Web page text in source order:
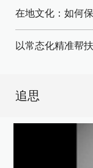
在地文化：如何
以常态化精准帮
追思